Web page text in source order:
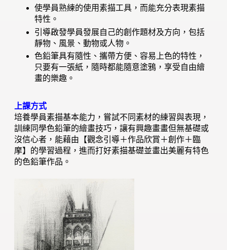
使學員熟練的使用素描工具，而能充分表現素描
特性。
引導啟發學員發展自己的創作題材及方向，包括
靜物、風景、動物或人物。
色鉛筆具有隨性、攜帶方便、容易上色的特性，
只要有一張紙，隨時都能隨意塗鴉，享受自由繪
畫的樂趣。
上課方式
培養學員素描基本能力，嘗試不同素材的練習與表現，
訓練同學色鉛筆的繪畫技巧，讓有興趣畫畫但無基礎或
沒信心者，能藉由【觀念引導＋作品欣賞＋創作＋臨
摩】的學習過程，進而打好素描基礎並畫出美麗有特色
的色鉛筆作品。